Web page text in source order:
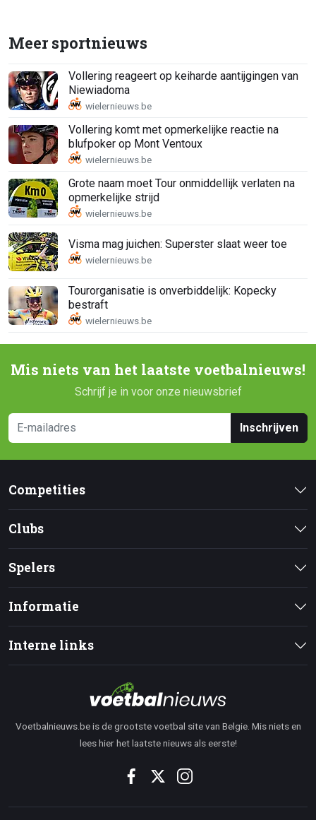
Meer sportnieuws
Vollering reageert op keiharde aantijgingen van
Niewiadoma
Vollering komt met opmerkelijke reactie na
blufpoker op Mont Ventoux
Grote naam moet Tour onmiddellijk verlaten na
opmerkelijke strijd
Visma mag juichen: Superster slaat weer toe
Tourorganisatie is onverbiddelijk: Kopecky
bestraft
Mis niets van het laatste voetbalnieuws!
Schrijf je in voor onze nieuwsbrief
Inschrijven
Competities
Clubs
Spelers
Informatie
Interne links
Voetbalnieuws.be is de grootste voetbal site van Belgie. Mis niets en
lees hier het laatste nieuws als eerste!